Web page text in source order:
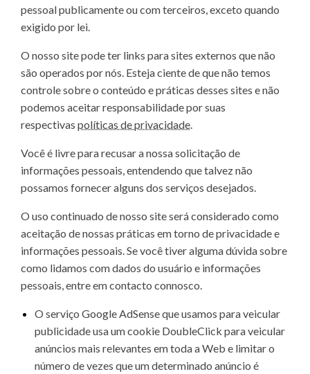
pessoal publicamente ou com terceiros, exceto quando
exigido por lei.
O nosso site pode ter links para sites externos que não
são operados por nós. Esteja ciente de que não temos
controle sobre o conteúdo e práticas desses sites e não
podemos aceitar responsabilidade por suas
respectivas políticas de privacidade.
Você é livre para recusar a nossa solicitação de
informações pessoais, entendendo que talvez não
possamos fornecer alguns dos serviços desejados.
O uso continuado de nosso site será considerado como
aceitação de nossas práticas em torno de privacidade e
informações pessoais. Se você tiver alguma dúvida sobre
como lidamos com dados do usuário e informações
pessoais, entre em contacto connosco.
O serviço Google AdSense que usamos para veicular
publicidade usa um cookie DoubleClick para veicular
anúncios mais relevantes em toda a Web e limitar o
número de vezes que um determinado anúncio é